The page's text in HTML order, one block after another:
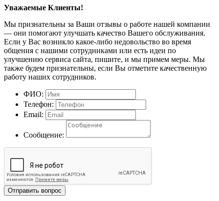
Уважаемые Клиенты!
Мы признательны за Ваши отзывы о работе нашей компании
— они помогают улучшать качество Вашего обслуживания.
Если у Вас возникло какое-либо недовольство во время
общения с нашими сотрудниками или есть идеи по
улучшению сервиса сайта, пишите, и мы примем меры. Мы
также будем признательны, если Вы отметите качественную
работу наших сотрудников.
ФИО:
Телефон:
Email:
Сообщение:
Отправить вопрос